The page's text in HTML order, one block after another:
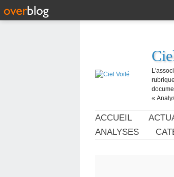
«
ACCUEIL
ANALYSES